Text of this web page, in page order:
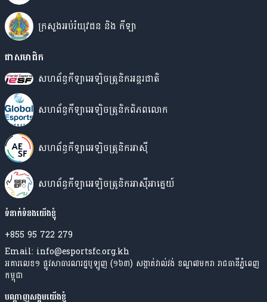
ក្រសួងអប់រំយុវជន​ និង កីឡា
ជាសមាជិក
សហព័ន្ធកីឡាអេឡិចត្រូនិកអន្តរជាតិ
សហព័ន្ធកីឡាអេឡិចត្រូនិកពិភពលោក
សហព័ន្ធកីឡាអេឡិចត្រូនិកអាស៊ី
សហព័ន្ធ​កីឡា​​អេឡិចត្រូនិក​អាស៊ី​អាគ្នេយ៍
ទំនាក់ទំនងយើងខ្ញុំ
+855 95 722 279
Email: info@esportsfc.org.kh
អគារលេខ១ ផ្លូវសាធារណរដ្ឋបូឡូញ (១៦៣) សង្កាត់វាល់វង់ ខណ្ឌ៧មករា រាជធានីភ្នំពេញ
កម្ពុជា
បណ្តាញសង្គមយើងខ្ញុំ